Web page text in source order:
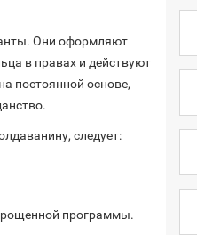
Они оформляют
в правах и действуют
постоянной основе,
следует:
программы.